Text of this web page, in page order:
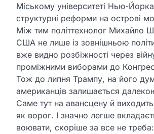
Міському університеті Нью-
структурні реформи на острові
Між тим політтехнолог Михайло
США не лише із зовнішньою
вже видно розбіжності через
проміжними виборами до
Тож до липня Трампу, на його
американців залишається
Саме тут на авансцену й
як ворог. І значно легше
воювати, скоріше за все не